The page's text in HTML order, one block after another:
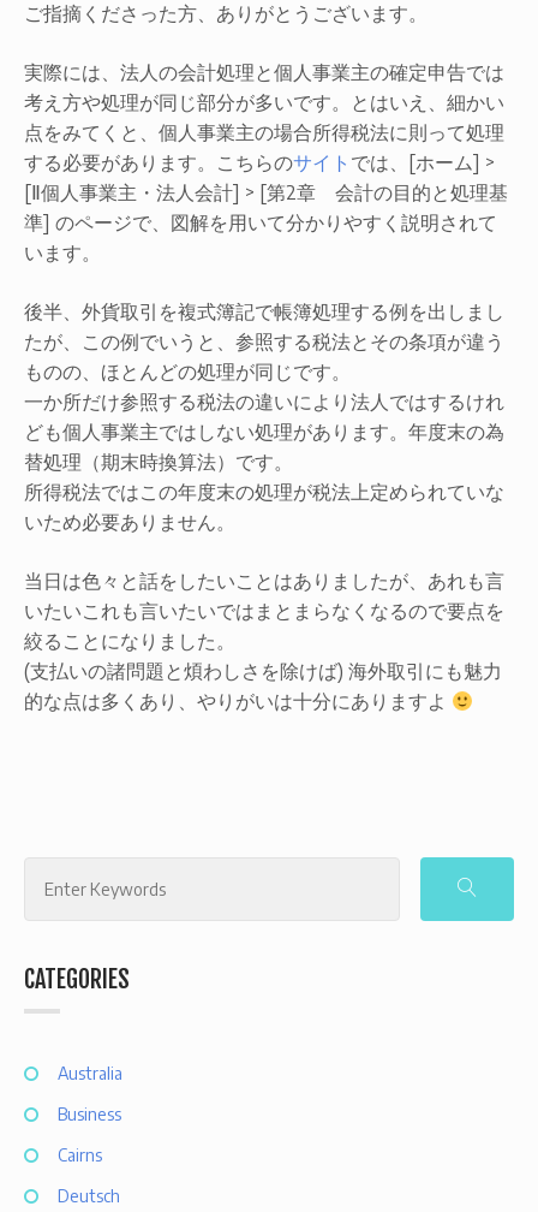
ご指摘くださった方、ありがとうございます。
実際には、法人の会計処理と個人事業主の確定申告では
考え方や処理が同じ部分が多いです。とはいえ、細かい
点をみてくと、個人事業主の場合所得税法に則って処理
する必要があります。こちらのサイト では、[ホーム] >
[Ⅱ個人事業主・法人会計] > [第2章 会計の目的と処理基
準] のページで、図解を用いて分かりやすく説明されて
います。
後半、外貨取引を複式簿記で帳簿処理する例を出しまし
たが、この例でいうと、参照する税法とその条項が違う
ものの、ほとんどの処理が同じです。
一か所だけ参照する税法の違いにより法人ではするけれ
ども個人事業主ではしない処理があります。年度末の為
替処理（期末時換算法）です。
所得税法ではこの年度末の処理が税法上定められていな
いため必要ありません。
当日は色々と話をしたいことはありましたが、あれも言
いたいこれも言いたいではまとまらなくなるので要点を
絞ることになりました。
(支払いの諸問題と煩わしさを除けば) 海外取引にも魅力
的な点は多くあり、やりがいは十分にありますよ
CATEGORIES
Australia
Business
Cairns
Deutsch